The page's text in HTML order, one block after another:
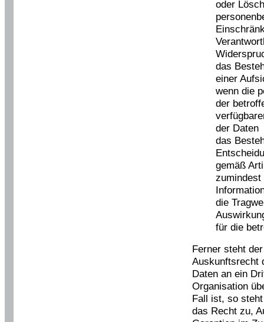
oder
das
einer
wenn die
der
der Daten
das
gemäß
die
für die
Ferner steht
Auskunftsrecht
Daten an ein
Organisation
Fall ist, so
das Recht zu,